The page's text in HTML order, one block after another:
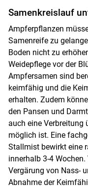
Samenkreislauf
Ampferpflanzen
Samenreife zu
Boden nicht zu
Weidepflege vor der
Ampfersamen sind
keimfähig und die
erhalten. Zudem
den Pansen und
auch eine Verbreitung
möglich ist. Eine
Stallmist bewirkt eine
innerhalb 3-4
Vergärung von Nass-
Abnahme der